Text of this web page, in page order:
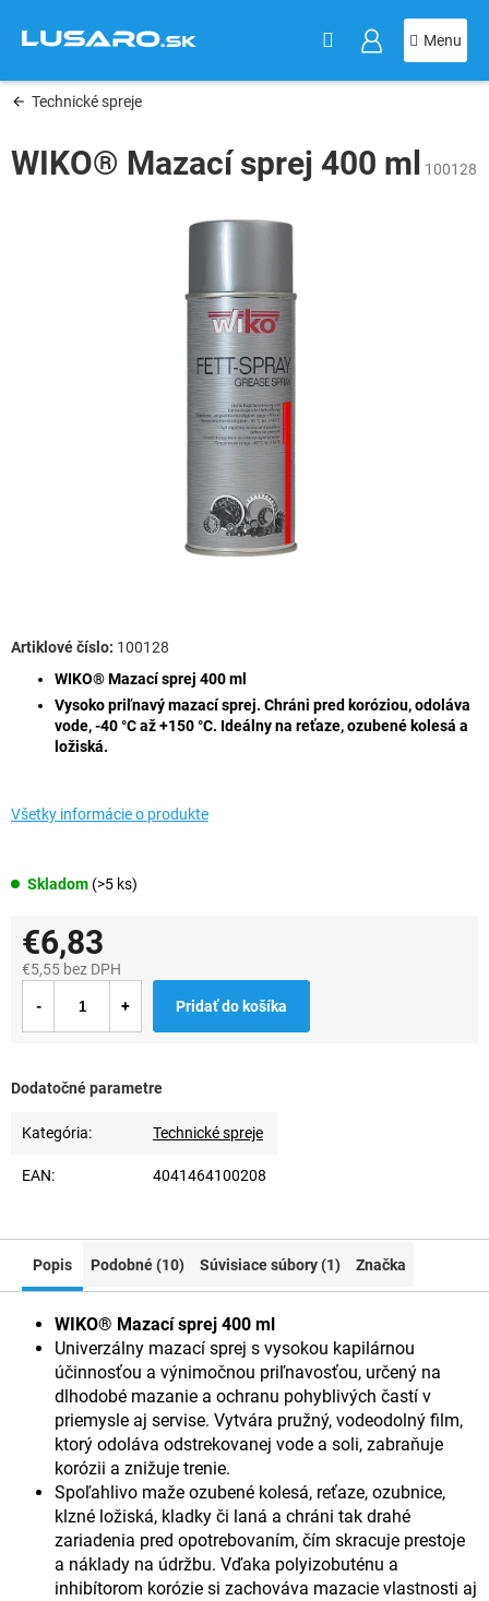
obsah
Technické spreje
WIKO® Mazací sprej 400 ml 100128
Skladom (>5 ks)
WIKO® Mazací sprej 400 ml
Vysoko priľnavý mazací sprej. Chráni pred koróziou, odoláva
vode, -40 °C až +150 °C. Ideálny na reťaze, ozubené kolesá a
ložiská.
Všetky informácie o produkte
Dodatočné parametre
Kategória: Technické spreje
EAN: 4041464100208
100128
€6,83
€5,55 bez DPH
cena:
Pridať do košíka
Popis Podobné (10) Súvisiace súbory (1) Značka
WIKO® Mazací sprej 400 ml
Univerzálny mazací sprej s vysokou kapilárnou
účinnosťou a výnimočnou priľnavosťou, určený na
dlhodobé mazanie a ochranu pohyblivých častí v
priemysle aj servise. Vytvára pružný, vodeodolný film,
ktorý odoláva odstrekovanej vode a soli, zabraňuje
korózii a znižuje trenie.
Spoľahlivo maže ozubené kolesá, reťaze, ozubnice,
klzné ložiská, kladky či laná a chráni tak drahé
zariadenia pred opotrebovaním, čím skracuje prestoje
a náklady na údržbu. Vďaka polyizobuténu a
inhibítorom korózie si zachováva mazacie vlastnosti aj